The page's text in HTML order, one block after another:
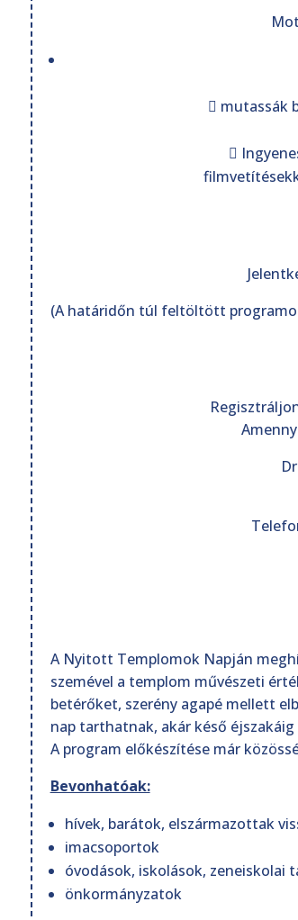
 mutassák

(A határidőn túl feltöltött
A Nyitott Templomok Napján
szemével a templom művészeti
betérőket, szerény agapé mellett
nap tarthatnak, akár késő éjszakáig
A program előkészítése már
Bevonhatóak:
hívek, barátok, elszármazottak
imacsoportok
óvodások, iskolások, zeneiskolai
önkormányzatok